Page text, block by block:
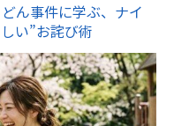
ん事件に学ぶ、ナイ
い”お詫び術